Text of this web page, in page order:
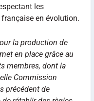
les
en évolution.
la production de
en place grâce au
membres, dont la
Commission
précédent de